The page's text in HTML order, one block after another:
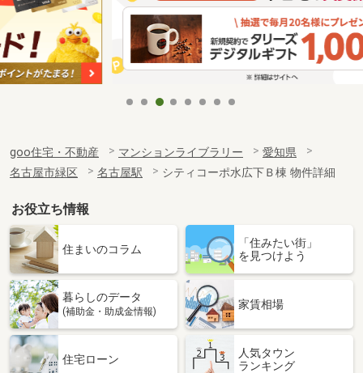
goo住宅・不動産 マンションライブラリー
愛知県
名古屋市緑区
名古屋駅 シティコーポ水広下Ｂ棟 物件詳細
お役立ち情報
住まいのコラム
「住みたい街」
を見つけよう
暮らしのデータ
(補助金・助成金情報)
家賃相場
住宅ローン
人気タウン
ランキング